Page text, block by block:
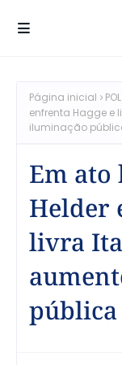
Página inicial
enfrenta Hagge
iluminação
Em ato
Helder
livra
pública